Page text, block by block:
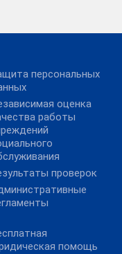
персональных
оценка
работы
проверок
помощь